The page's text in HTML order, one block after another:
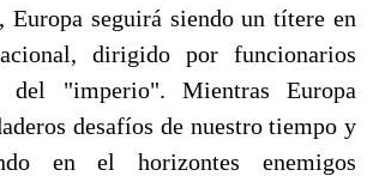
Europa seguirá siendo un títere en
dirigido por funcionarios
del "imperio". Mientras Europa
desafíos de nuestro tiempo y
en el horizontes enemigos